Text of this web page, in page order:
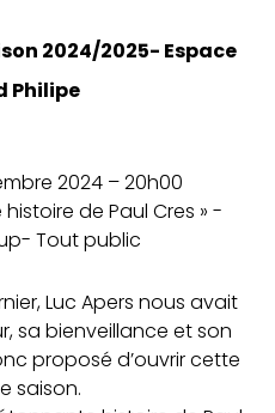
2024/2025- Espace
Philipe
2024 – 20h00
de Paul Cres » -
Tout public
Luc Apers nous avait
sa bienveillance et son
proposé d’ouvrir cette
saison.